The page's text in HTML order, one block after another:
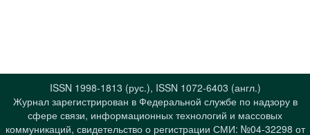
ISSN 1998-1813 (рус.), ISSN 1072-6403 (англ.)
Журнал зарегистрирован в Федеральной службе по надзору в
сфере связи, информационных технологий и массовых
коммуникаций, свидетельство о регистрации СМИ: №04-32298 от